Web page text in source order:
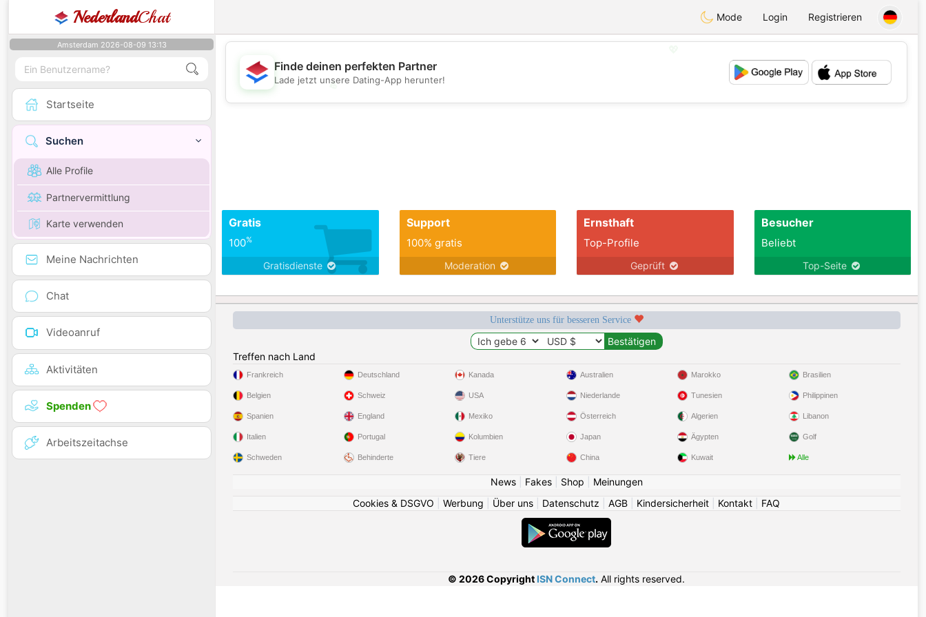
NederlandChat Mode Login Registrieren
Amsterdam 2026-08-09 13:13
Startseite
Suchen
Alle Profile
Partnervermittlung
Karte verwenden
Meine Nachrichten
Chat
Videoanruf
Aktivitäten
Spenden
Arbeitszeitachse
💖
💕
Finde deinen perfekten Partner
Lade jetzt unsere Dating-App herunter!
Gratis
100%
Gratisdienste
Support
100% gratis
Moderation
Ernsthaft
Top-Profile
Geprüft
Besucher
Beliebt
Top-Seite
Unterstütze uns für besseren Service
Treffen nach Land
Frankreich
Belgien
Spanien
Italien
Schweden
Deutschland
Schweiz
England
Portugal
Behinderte
Kanada
USA
Mexiko
Kolumbien
Tiere
Australien
Niederlande
Österreich
Japan
China
Marokko
Tunesien
Algerien
Ägypten
Kuwait
Brasilien
Philippinen
Libanon
Golf
Alle
News| Fakes| Shop
Meinungen
Cookies & DSGVO
Werbung Über uns Datenschutz AGB Kindersicherheit Kontakt FAQ
© 2026 Copyright ISN Connect. All rights reserved.